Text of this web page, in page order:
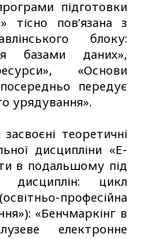
підготовки
тісно пов’язана з
блоку:
базами даних»,
«Основи
передує
урядування».
теоретичні
дисципліни «Е-
в подальшому під
дисциплін: цикл
професійна
«Бенчмаркінг в
електронне